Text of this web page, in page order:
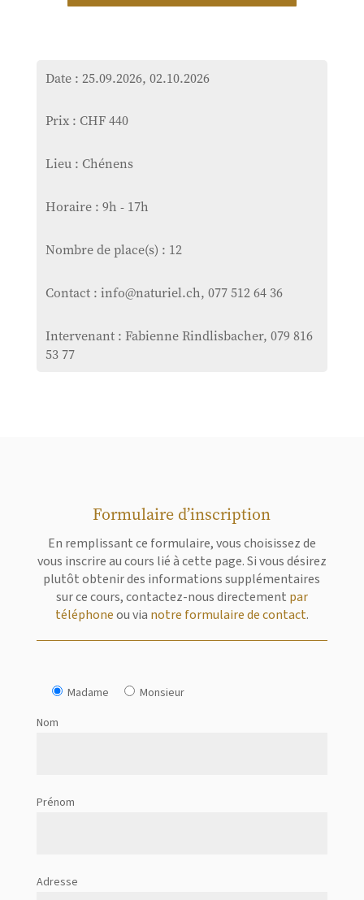
Date : 25.09.2026, 02.10.2026
Prix : CHF 440
Lieu : Chénens
Horaire : 9h - 17h
Nombre de place(s) : 12
Contact : info@naturiel.ch, 077 512 64 36
Intervenant : Fabienne Rindlisbacher, 079 816
53 77
Formulaire d’inscription
En remplissant ce formulaire, vous choisissez de
vous inscrire au cours lié à cette page. Si vous désirez
plutôt obtenir des informations supplémentaires
sur ce cours, contactez-nous directement par
téléphoneou via notre formulaire de contact.
Madame
Monsieur
Nom
Prénom
Adresse